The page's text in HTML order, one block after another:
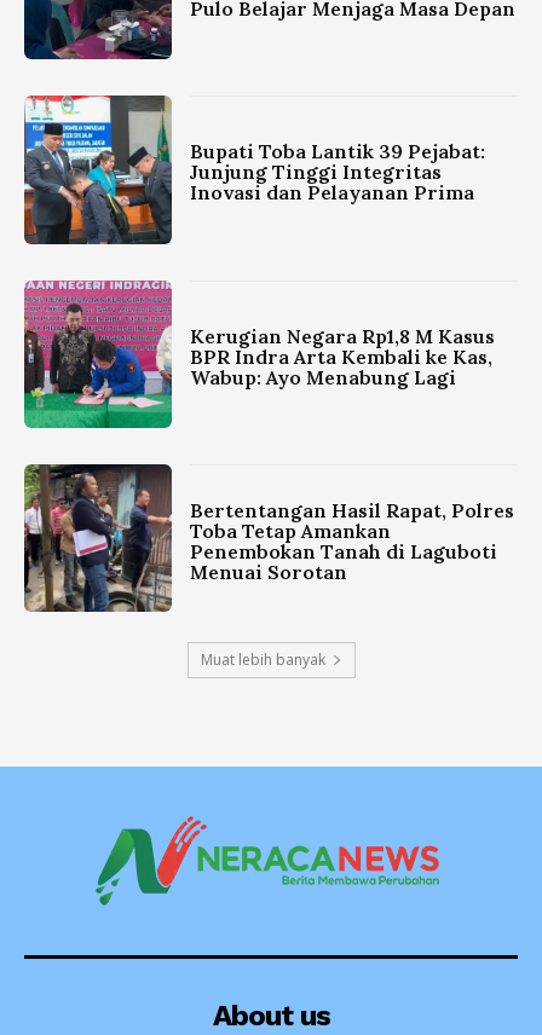
Pulo Belajar Menjaga Masa Depan
Bupati Toba Lantik 39 Pejabat:
Junjung Tinggi Integritas
Inovasi dan Pelayanan Prima
Kerugian Negara Rp1,8 M Kasus
BPR Indra Arta Kembali ke Kas,
Wabup: Ayo Menabung Lagi
Bertentangan Hasil Rapat, Polres
Toba Tetap Amankan
Penembokan Tanah di Laguboti
Menuai Sorotan
Muat lebih banyak
About us